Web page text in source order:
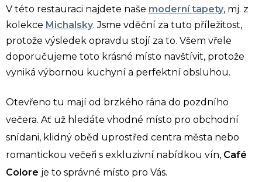
V této restauraci najdete naše moderní tapety, mj. z
kolekce Michalsky. Jsme vděční za tuto příležitost,
protože výsledek opravdu stojí za to. Všem vřele
doporučujeme toto krásné místo navštívit, protože
vyniká výbornou kuchyní a perfektní obsluhou.
Otevřeno tu mají od brzkého rána do pozdního
večera. Ať už hledáte vhodné místo pro obchodní
snídani, klidný oběd uprostřed centra města nebo
romantickou večeři s exkluzivní nabídkou vín, Café
Colore je to správné místo pro Vás.